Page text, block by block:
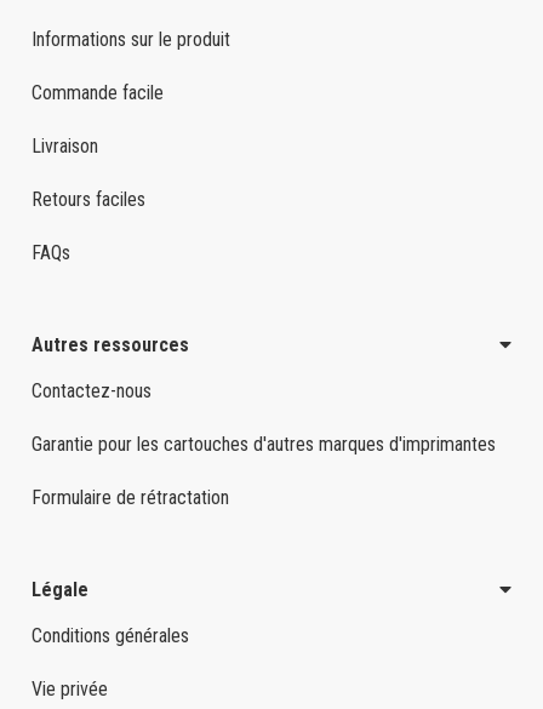
Informations sur le produit
Commande facile
Livraison
Retours faciles
FAQs
Autres ressources
Contactez-nous
Garantie pour les cartouches d'autres marques d'imprimantes
Formulaire de rétractation
Légale
Conditions générales
Vie privée